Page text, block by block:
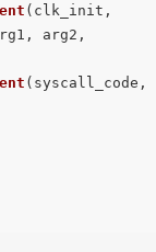
(clk_init,
arg2,
(syscall_code,